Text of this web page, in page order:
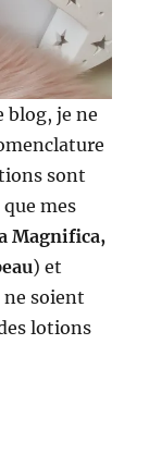
blog, je ne
sont
mes
Magnifica,
) et
ne soient
lotions